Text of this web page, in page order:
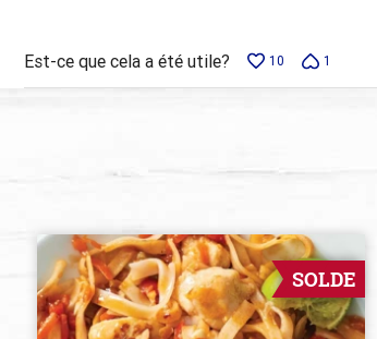
Est-ce que cela a été utile? 10 1
SOLDE